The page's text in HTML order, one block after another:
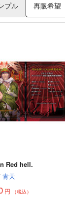
プル 再販希望
Red hell.
青天
円 （税込）